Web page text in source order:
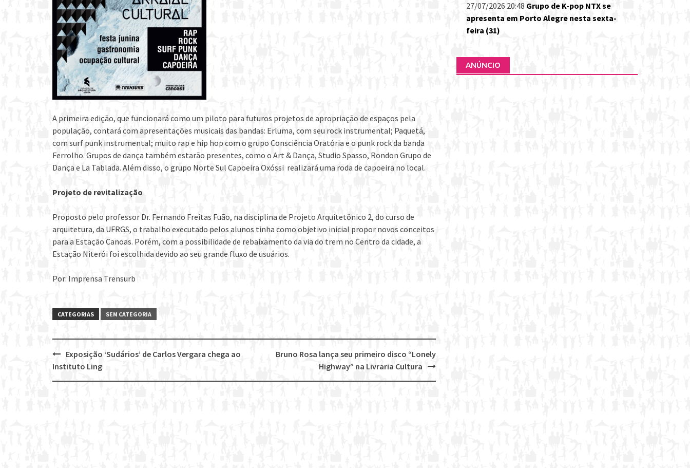
A primeira edição, que funcionará como um piloto para futuros projetos de apropriação de espaços pela
população, contará com apresentações musicais das bandas: Erluma, com seu rock instrumental; Paquetá,
com surf punk instrumental; muito rap e hip hop com o grupo Consciência Oratória e o punk rock da banda
Ferrolho. Grupos de dança também estarão presentes, como o Art & Dança, Studio Spasso, Rondon Grupo de
Dança e La Tablada. Além disso, o grupo Norte Sul Capoeira Oxóssi realizará uma roda de capoeira no local.
Projeto de revitalização
Proposto pelo professor Dr. Fernando Freitas Fuão, na disciplina de Projeto Arquitetônico 2, do curso de
arquitetura, da UFRGS, o trabalho executado pelos alunos tinha como objetivo inicial propor novos conceitos
para a Estação Canoas. Porém, com a possibilidade de rebaixamento da via do trem no Centro da cidade, a
Estação Niterói foi escolhida devido ao seu grande fluxo de usuários.
Por: Imprensa Trensurb
CATEGORIAS SEM CATEGORIA
Post
navigation
Bruno Rosa lança seu primeiro disco “Lonely
Highway” na Livraria Cultura
Exposição ‘Sudários’ de Carlos Vergara chega ao
Instituto Ling
27/07/2026 20:48 Grupo de K-pop NTX se
apresenta em Porto Alegre nesta sexta-
feira (31)
ANÚNCIO